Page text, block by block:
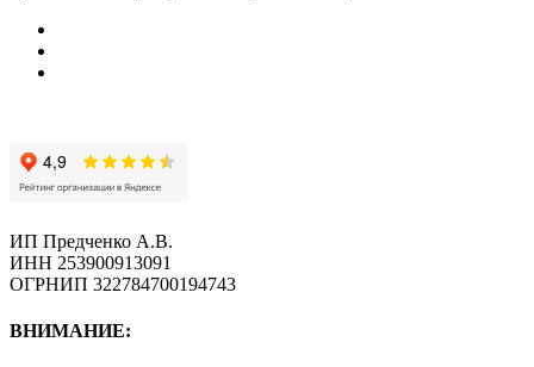
ИП Предченко А.В.
ИНН 253900913091
ОГРНИП 322784700194743
ВНИМАНИЕ: